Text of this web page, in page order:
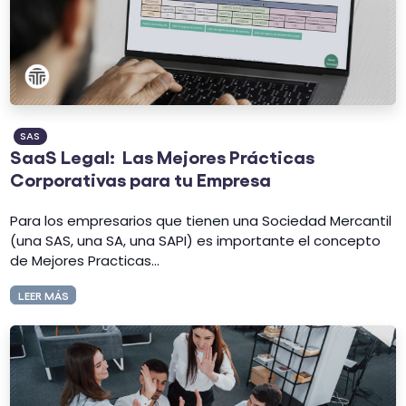
SAS
SaaS Legal: Las Mejores Prácticas
Corporativas para tu Empresa
Para los empresarios que tienen una Sociedad Mercantil
(una SAS, una SA, una SAPI) es importante el concepto
de Mejores Practicas...
LEER MÁS